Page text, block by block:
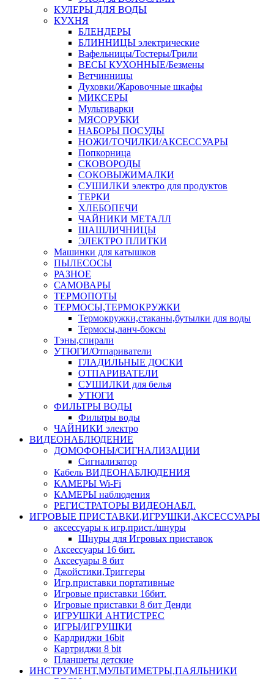
КУЛЕРЫ ДЛЯ ВОДЫ
КУХНЯ
БЛЕНДЕРЫ
БЛИННИЦЫ электрические
Вафельницы/Тостеры/Грили
ВЕСЫ КУХОННЫЕ/Безмены
Ветчинницы
Духовки/Жаровочные шкафы
МИКСЕРЫ
Мультиварки
МЯСОРУБКИ
НАБОРЫ ПОСУДЫ
НОЖИ/ТОЧИЛКИ/АКСЕССУАРЫ
Попкорница
СКОВОРОДЫ
СОКОВЫЖИМАЛКИ
СУШИЛКИ электро для продуктов
ТЕРКИ
ХЛЕБОПЕЧИ
ЧАЙНИКИ МЕТАЛЛ
ШАШЛИЧНИЦЫ
ЭЛЕКТРО ПЛИТКИ
Машинки для катышков
ПЫЛЕСОСЫ
РАЗНОЕ
САМОВАРЫ
ТЕРМОПОТЫ
ТЕРМОСЫ,ТЕРМОКРУЖКИ
Термокружки,стаканы,бутылки для воды
Термосы,ланч-боксы
Тэны,спирали
УТЮГИ/Отпариватели
ГЛАДИЛЬНЫЕ ДОСКИ
ОТПАРИВАТЕЛИ
СУШИЛКИ для белья
УТЮГИ
ФИЛЬТРЫ ВОДЫ
Фильтры воды
ЧАЙНИКИ электро
ВИДЕОНАБЛЮДЕНИЕ
ДОМОФОНЫ/СИГНАЛИЗАЦИИ
Сигнализатор
Кабель ВИДЕОНАБЛЮДЕНИЯ
КАМЕРЫ Wi-Fi
КАМЕРЫ наблюдения
РЕГИСТРАТОРЫ ВИДЕОНАБЛ.
ИГРОВЫЕ ПРИСТАВКИ,ИГРУШКИ,АКСЕССУАРЫ
аксесcуары к игр.прист./шнуры
Шнуры для Игровых приставок
Аксессуары 16 бит.
Аксесуары 8 бит
Джойстики,Триггеры
Игр.приставки портативные
Игровые приставки 16бит.
Игровые приставки 8 бит Денди
ИГРУШКИ АНТИСТРЕС
ИГРЫ/ИГРУШКИ
Кардриджи 16bit
Картриджи 8 bit
Планшеты детские
ИНСТРУМЕНТ,МУЛЬТИМЕТРЫ,ПАЯЛЬНИКИ